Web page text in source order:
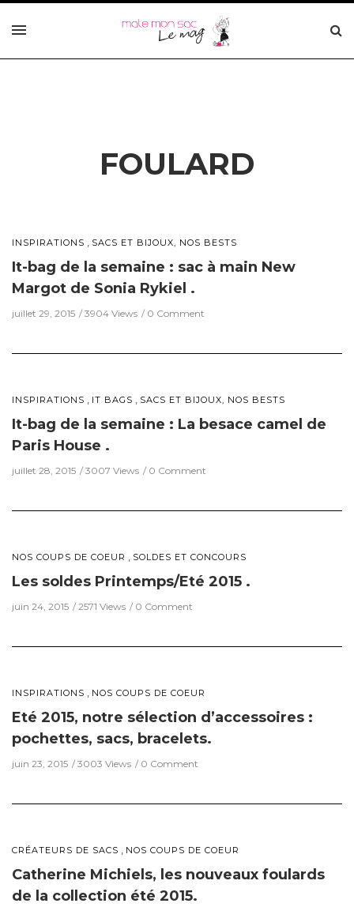
FOULARD
INSPIRATIONS SACS ET BIJOUX, NOS BESTS
It-bag de la semaine : sac à main New
Margot de Sonia Rykiel .
juillet 29, 2015 3904 Views 0 Comment
INSPIRATIONS IT BAGS SACS ET BIJOUX, NOS BESTS
It-bag de la semaine : La besace camel de
Paris House .
juillet 28, 2015 3007 Views 0 Comment
NOS COUPS DE COEUR SOLDES ET CONCOURS
Les soldes Printemps/Eté 2015 .
juin 24, 2015 2571 Views 0 Comment
INSPIRATIONS NOS COUPS DE COEUR
Eté 2015, notre sélection d’accessoires :
pochettes, sacs, bracelets.
juin 23, 2015 3003 Views 0 Comment
CRÉATEURS DE SACS NOS COUPS DE COEUR
Catherine Michiels, les nouveaux foulards
de la collection été 2015.